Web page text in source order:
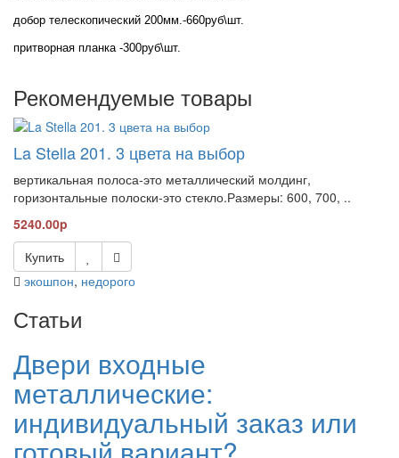
добор телескопический 200мм.-660руб\шт.
притворная планка -300руб\шт.
Рекомендуемые товары
La Stella 201. 3 цвета на выбор
вертикальная полоса-это металлический молдинг,
горизонтальные полоски-это стекло.Размеры: 600, 700, ..
5240.00p
Купить
экошпон, недорого
Статьи
Двери входные
металлические:
индивидуальный заказ или